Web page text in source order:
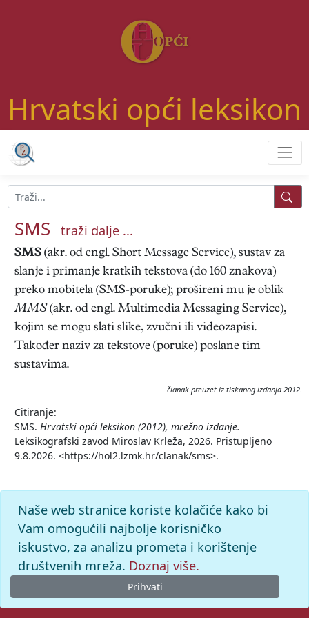
Hrvatski opći leksikon
SMS traži dalje ...
SMS (akr. od engl. Short Message Service), sustav za
slanje i primanje kratkih tekstova (do 160 znakova)
preko mobitela (SMS-poruke); prošireni mu je oblik
MMS(akr. od engl. Multimedia Messaging Service),
kojim se mogu slati slike, zvučni ili videozapisi.
Također naziv za tekstove (poruke) poslane tim
sustavima.
članak preuzet iz tiskanog izdanja 2012.
Citiranje:
SMS. Hrvatski opći leksikon (2012), mrežno izdanje.
Leksikografski zavod Miroslav Krleža, 2026. Pristupljeno
9.8.2026. <https://hol2.lzmk.hr/clanak/sms>.
Naše web stranice koriste kolačiće kako bi
Vam omogućili najbolje korisničko
iskustvo, za analizu prometa i korištenje
društvenih mreža. Doznaj više.
Prihvati
© 2026. -Leksikografski zavodMiroslav Krleža